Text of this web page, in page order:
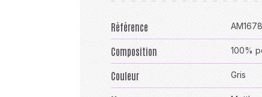
Référence
Composition 100%
Couleur Gris